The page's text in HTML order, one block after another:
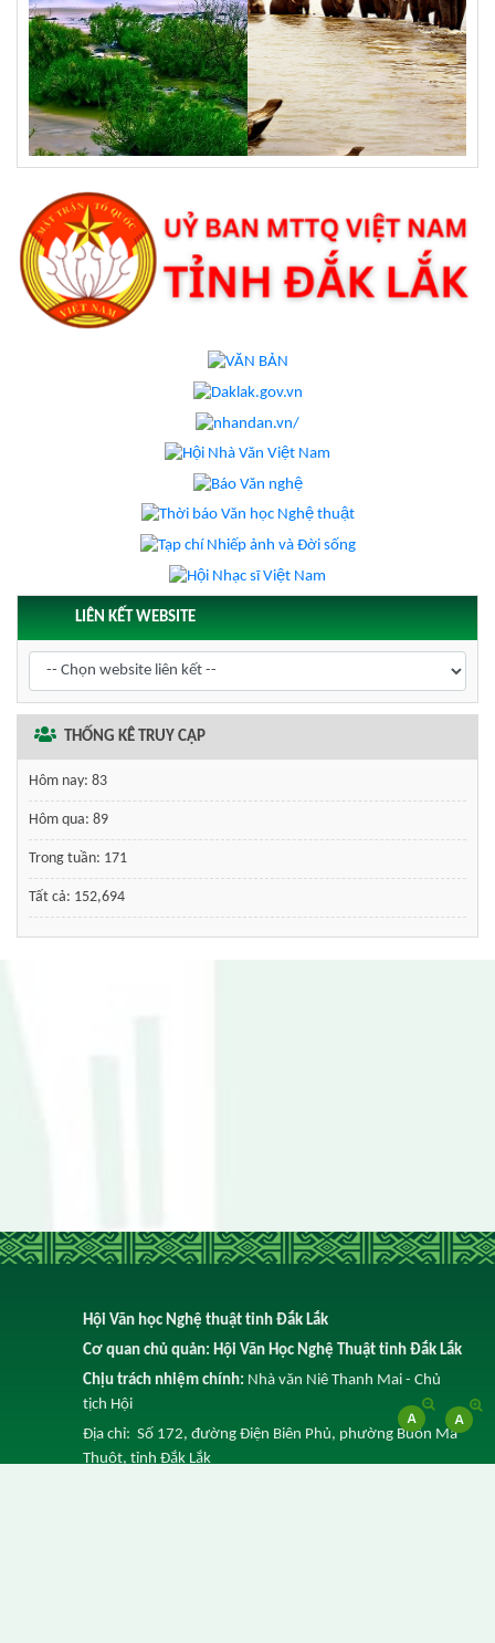
LIÊN KẾT WEBSITE
THỐNG KÊ TRUY CẬP
Hôm nay: 83
Hôm qua: 89
Trong tuần: 171
Tất cả: 152,694
Hội Văn học Nghệ thuật tỉnh Đắk Lắk
Cơ quan chủ quản: Hội Văn Học Nghệ Thuật tỉnh Đắk Lắk
Chịu trách nhiệm chính: Nhà văn Niê Thanh Mai - Chủ
tịch Hội
Địa chỉ: Số 172, đường Điện Biên Phủ, phường Buôn Ma
Thuột, tỉnh Đắk Lắk